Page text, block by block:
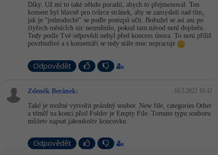
UX
Business
Kryptoměny
MS Office -80%
Time management
Adobe InDesign -25%
Adobe After Effects
Blender -80%
Fotografování -80%
Díky. Už mi to také někdo poradil, abych to přejmenoval. Ten
koment byl hlavně pro tvůrce stránek, aby se zamysleli nad tím,
jak je "jednoduché" se podle postupů učit. Bohužel se asi ani po
čtyřech měsících nic nezměnilo, pokud tam návod není doplněn.
Tedy podle Tvé odpovědi nebyl před koncem února. To není příliš
povzbudivé a s komentáři se tedy stále moc nepracuje
Odpovědět
Zdeněk Beránek: 10.5.2022 10:42
Také je možné vytvořit prázdný soubor. New file, categories Other
a téměř na konci před Folder je Empty File. Tomuto typu souboru
můžete napsat jakoukoliv koncovku.
Odpovědět